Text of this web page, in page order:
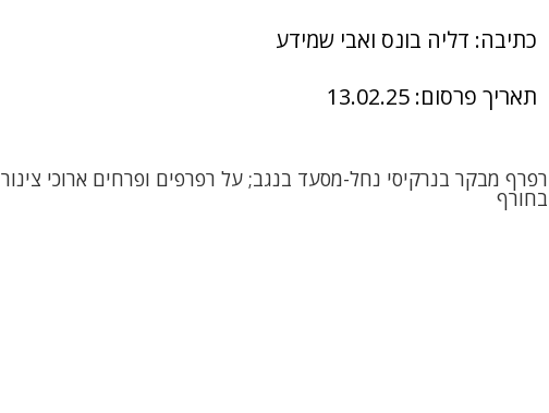
כתיבה: דליה בונס ואבי שמידע
תאריך פרסום: 13.02.25
רפרף מבקר בנרקיסי נחל-מסעד בנגב; על רפרפים ופרחים ארוכי צינור
בחורף